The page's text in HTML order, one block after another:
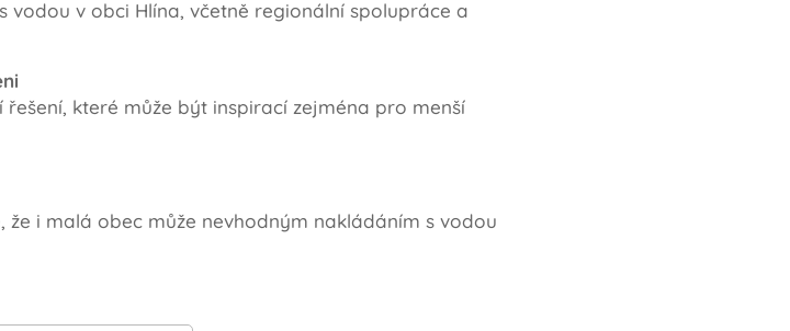
vodou v obci Hlína, včetně regionální spolupráce a
které může být inspirací zejména pro menší
že i malá obec může nevhodným nakládáním s vodou